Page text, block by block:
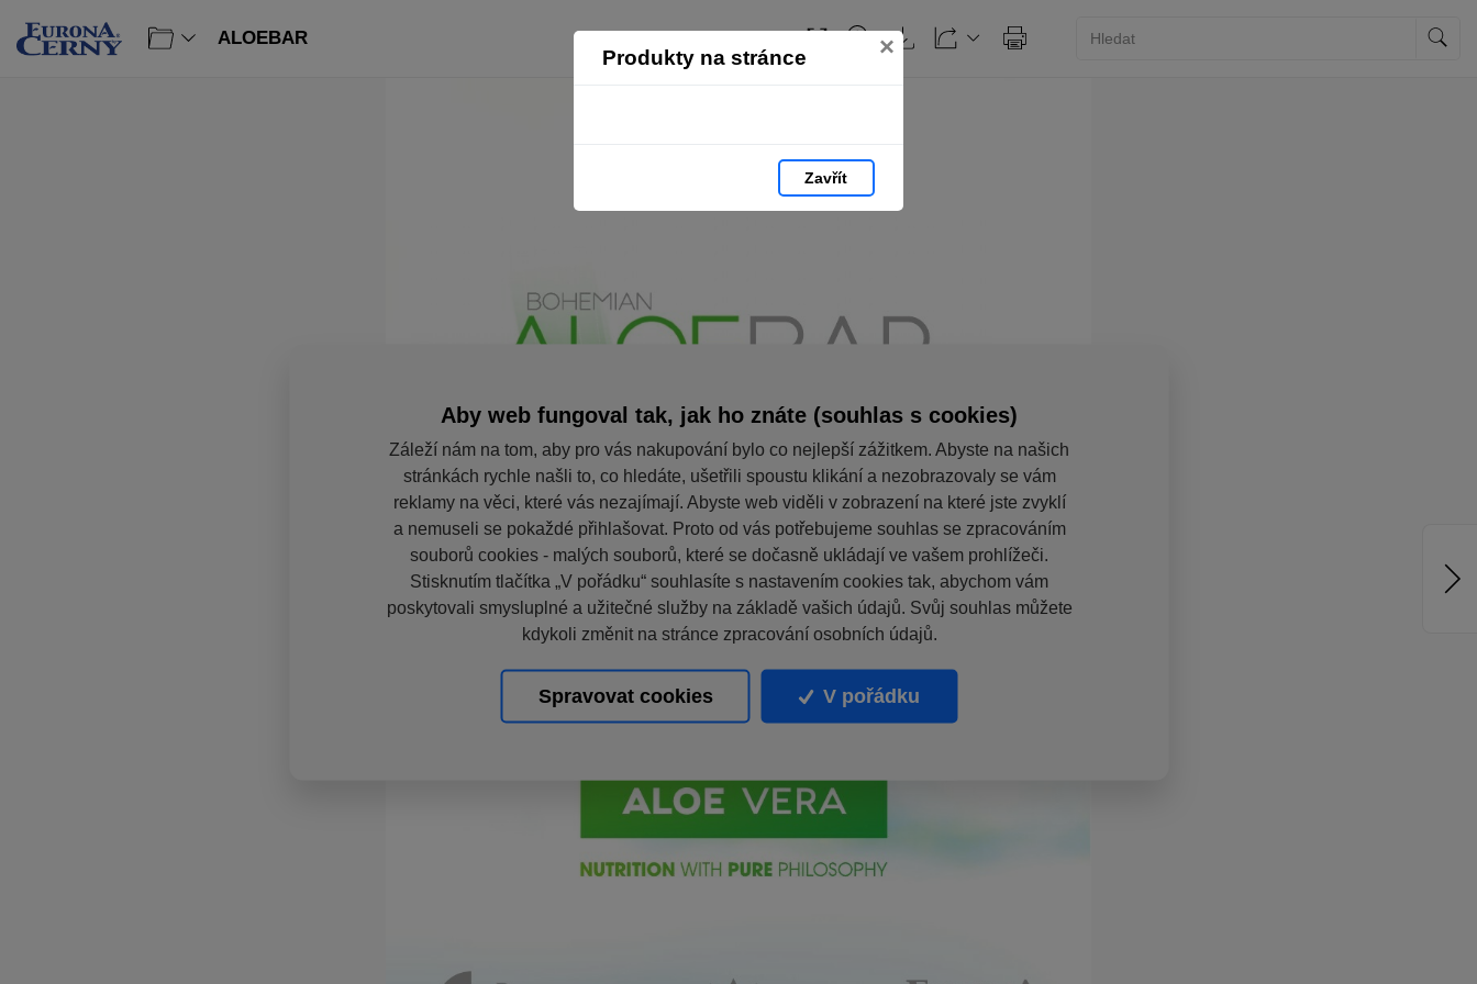
Produkty na stránce ×
Zavřít
ALOEBAR
Aby web fungoval tak, jak ho znáte (souhlas s cookies)
Záleží nám na tom, aby pro vás nakupování bylo co nejlepší zážitkem. Abyste na našich
stránkách rychle našli to, co hledáte, ušetřili spoustu klikání a nezobrazovaly se vám
reklamy na věci, které vás nezajímají. Abyste web viděli v zobrazení na které jste zvyklí
a nemuseli se pokaždé přihlašovat. Proto od vás potřebujeme souhlas se zpracováním
souborů cookies - malých souborů, které se dočasně ukládají ve vašem prohlížeči.
Stisknutím tlačítka „V pořádku“ souhlasíte s nastavením cookies tak, abychom vám
poskytovali smysluplné a užitečné služby na základě vašich údajů. Svůj souhlas můžete
kdykoli změnit na stránce zpracování osobních údajů.
Spravovat cookies V pořádku